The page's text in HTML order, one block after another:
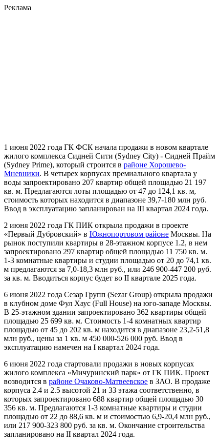
Реклама
1 июня 2022 года ГК ФСК начала продажи в новом квартале
жилого комплекса Сидней Сити (Sydney City) - Сидней Прайм
(Sydney Prime), который строится в районе Хорошево-
Мневники. В четырех корпусах премиального квартала у
воды запроектировано 207 квартир общей площадью 21 197
кв. м. Предлагаются лоты площадью от 47 до 124,1 кв. м,
стоимость которых находится в диапазоне 39,7-180 млн руб.
Ввод в эксплуатацию запланирован на III квартал 2024 года.
2 июня 2022 года ГК ПИК открыла продажи в проекте
«Первый Дубровский» в Южнопортовом районе Москвы. На
рынок поступили квартиры в 28-этажном корпусе 1.2, в нем
запроектировано 297 квартир общей площадью 11 750 кв. м.
1-3 комнатные квартиры и студии площадью от 20 до 74,1 кв.
м предлагаются за 7,0-18,3 млн руб., или 246 900-447 200 руб.
за кв. м. Вводиться корпус будет во II квартале 2025 года.
6 июня 2022 года Сезар Групп (Sezar Group) открыла продажи
в клубном доме Фул Хаус (Full House) на юго-западе Москвы.
В 25-этажном здании запроектировано 362 квартиры общей
площадью 25 699 кв. м. Стоимость 1-4 комнатных квартир
площадью от 45 до 202 кв. м находится в диапазоне 23,2-51,8
млн руб., цены за 1 кв. м 450 000-526 000 руб. Ввод в
эксплуатацию намечен на I квартал 2024 года.
6 июня 2022 года стартовали продажи в новых корпусах
жилого комплекса «Мичуринский парк» от ГК ПИК. Проект
возводится в районе Очаково-Матвеевское в ЗАО. В продаже
корпуса 2.4 и 2.5 высотой 21 и 33 этажа соответственно, в
которых запроектировано 688 квартир общей площадью 30
356 кв. м. Предлагаются 1-3 комнатные квартиры и студии
площадью от 22 до 88,6 кв. м и стоимостью 6,9-20,4 млн руб.,
или 217 900-323 800 руб. за кв. м. Окончание строительства
запланировано на II квартал 2024 года.